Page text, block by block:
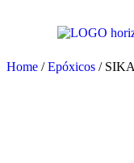
Home /Epóxicos /